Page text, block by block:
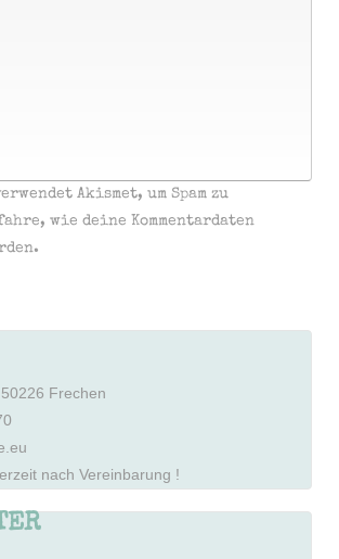
Akismet, um Spam zu
wie deine Kommentardaten
Frechen
nach Vereinbarung !